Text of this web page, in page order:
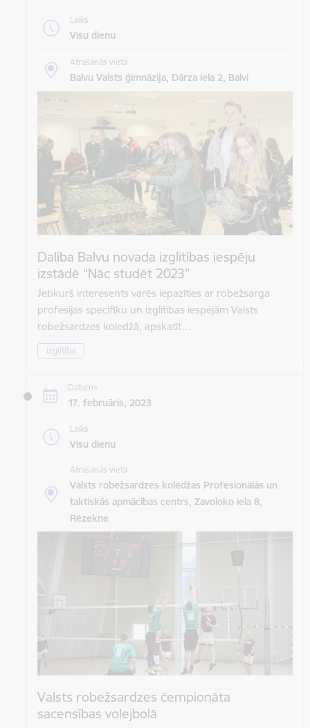
Laiks
Visu dienu
Atrašanās vieta
Balvu Valsts ģimnāzija, Dārza iela 2, Balvi
Dalība Balvu novada izglītības iespēju
izstādē “Nāc studēt 2023”
Jebkurš interesents varēs iepazīties ar robežsarga
profesijas specifiku un izglītības iespējām Valsts
robežsardzes koledžā, apskatīt…
Izglītība
Datums
17. februāris, 2023
Laiks
Visu dienu
Atrašanās vieta
Valsts robežsardzes koledžas Profesionālās un
taktiskās apmācības centrs, Zavoloko iela 8,
Rēzekne
Valsts robežsardzes čempionāta
sacensības volejbolā